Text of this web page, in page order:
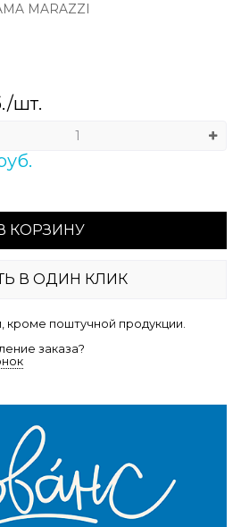
MARAZZI
шт.
КОРЗИНУ
В ОДИН КЛИК
кроме поштучной продукции.
заказа?